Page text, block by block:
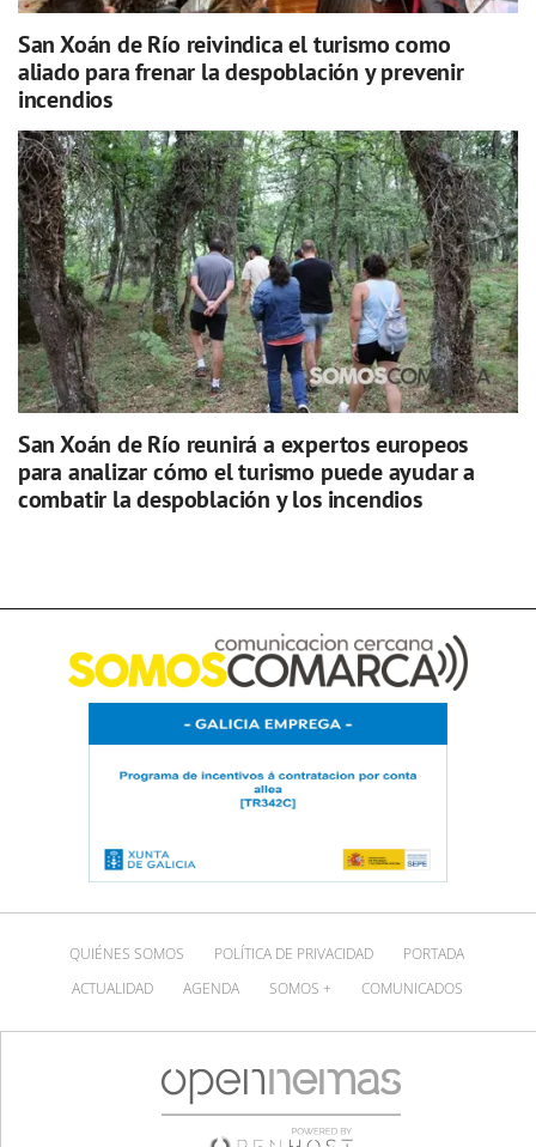
San Xoán de Río reivindica el turismo como
aliado para frenar la despoblación y prevenir
incendios
San Xoán de Río reunirá a expertos europeos
para analizar cómo el turismo puede ayudar a
combatir la despoblación y los incendios
QUIÉNES SOMOS POLÍTICA DE PRIVACIDAD
PORTADA
ACTUALIDAD
AGENDA SOMOS + COMUNICADOS